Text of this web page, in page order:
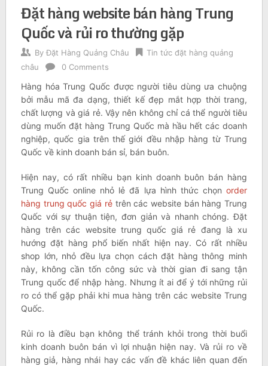
Đặt hàng website bán hàng Trung
Quốc và rủi ro thường gặp
By Đặt Hàng Quảng Châu
Tin tức đặt hàng quảng
châu
0 Comments
Hàng hóa Trung Quốc được người tiêu dùng ưa chuộng
bởi mẫu mã đa dạng, thiết kế đẹp mắt hợp thời trang,
chất lượng và giá rẻ. Vậy nên không chỉ cá thể người tiêu
dùng muốn đặt hàng Trung Quốc mà hầu hết các doanh
nghiệp, quốc gia trên thế giới đều nhập hàng từ Trung
Quốc về kinh doanh bán sỉ, bán buôn.
Hiện nay, có rất nhiều bạn kinh doanh buôn bán hàng
Trung Quốc online nhỏ lẻ đã lựa hình thức chọnorder
hàng trung quốc giá rẻtrên các website bán hàng Trung
Quốc với sự thuận tiện, đơn giản và nhanh chóng. Đặt
hàng trên các website trung quốc giá rẻ đang là xu
hướng đặt hàng phổ biến nhất hiện nay. Có rất nhiều
shop lớn, nhỏ đều lựa chọn cách đặt hàng thông minh
này, không cần tốn công sức và thời gian đi sang tận
Trung quốc để nhập hàng. Nhưng ít ai để ý tới những rủi
ro có thể gặp phải khi mua hàng trên các website Trung
Quốc.
Rủi ro là điều bạn không thể tránh khỏi trong thời buổi
kinh doanh buôn bán vì lợi nhuận hiện nay. Và rủi ro về
hàng giả, hàng nhái hay các vấn đề khác liên quan đến